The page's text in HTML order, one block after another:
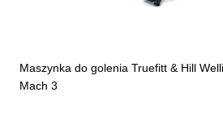
Maszynka do golenia Truefitt & Hill
Mach 3